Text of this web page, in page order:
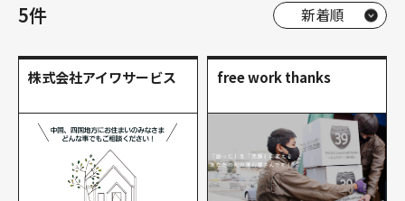
5件
株式会社アイワサービス free work thanks